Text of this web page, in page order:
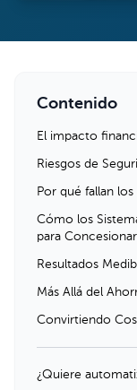
Contenido
El impacto
Riesgos de
Por qué fallan
Cómo los
para
Resultados
Más Allá del
Convirtiendo
¿Quiere